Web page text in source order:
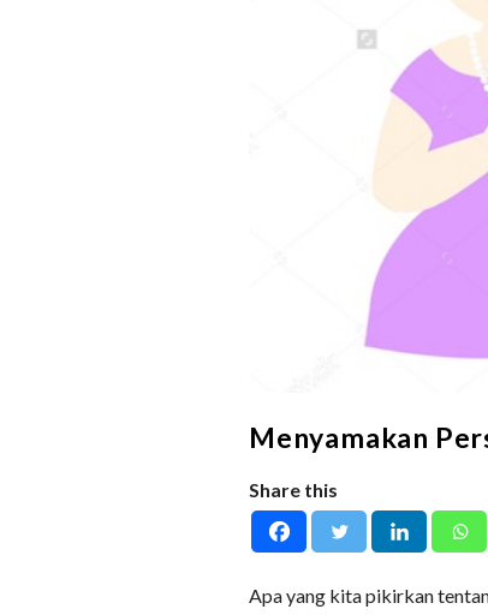
Menyamakan
Share this
Apa yang kita pikirkan